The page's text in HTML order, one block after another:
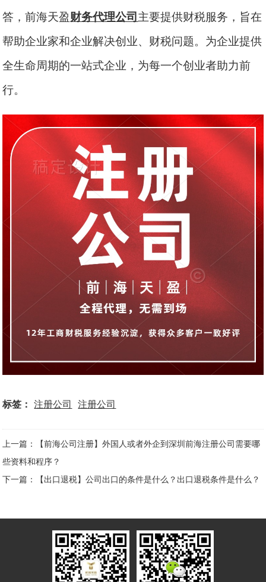
答，前海天盈财务代理公司 主要提供财税服务，旨在
帮助企业家和企业解决创业、财税问题。为企业提供
全生命周期的一站式企业，为每一个创业者助力前
行。
标签： 注册公司 注册公司
上一篇：【前海公司注册】外国人或者外企到深圳前海注册公司需要哪
些资料和程序？
下一篇：【出口退税】公司出口的条件是什么？出口退税条件是什么？